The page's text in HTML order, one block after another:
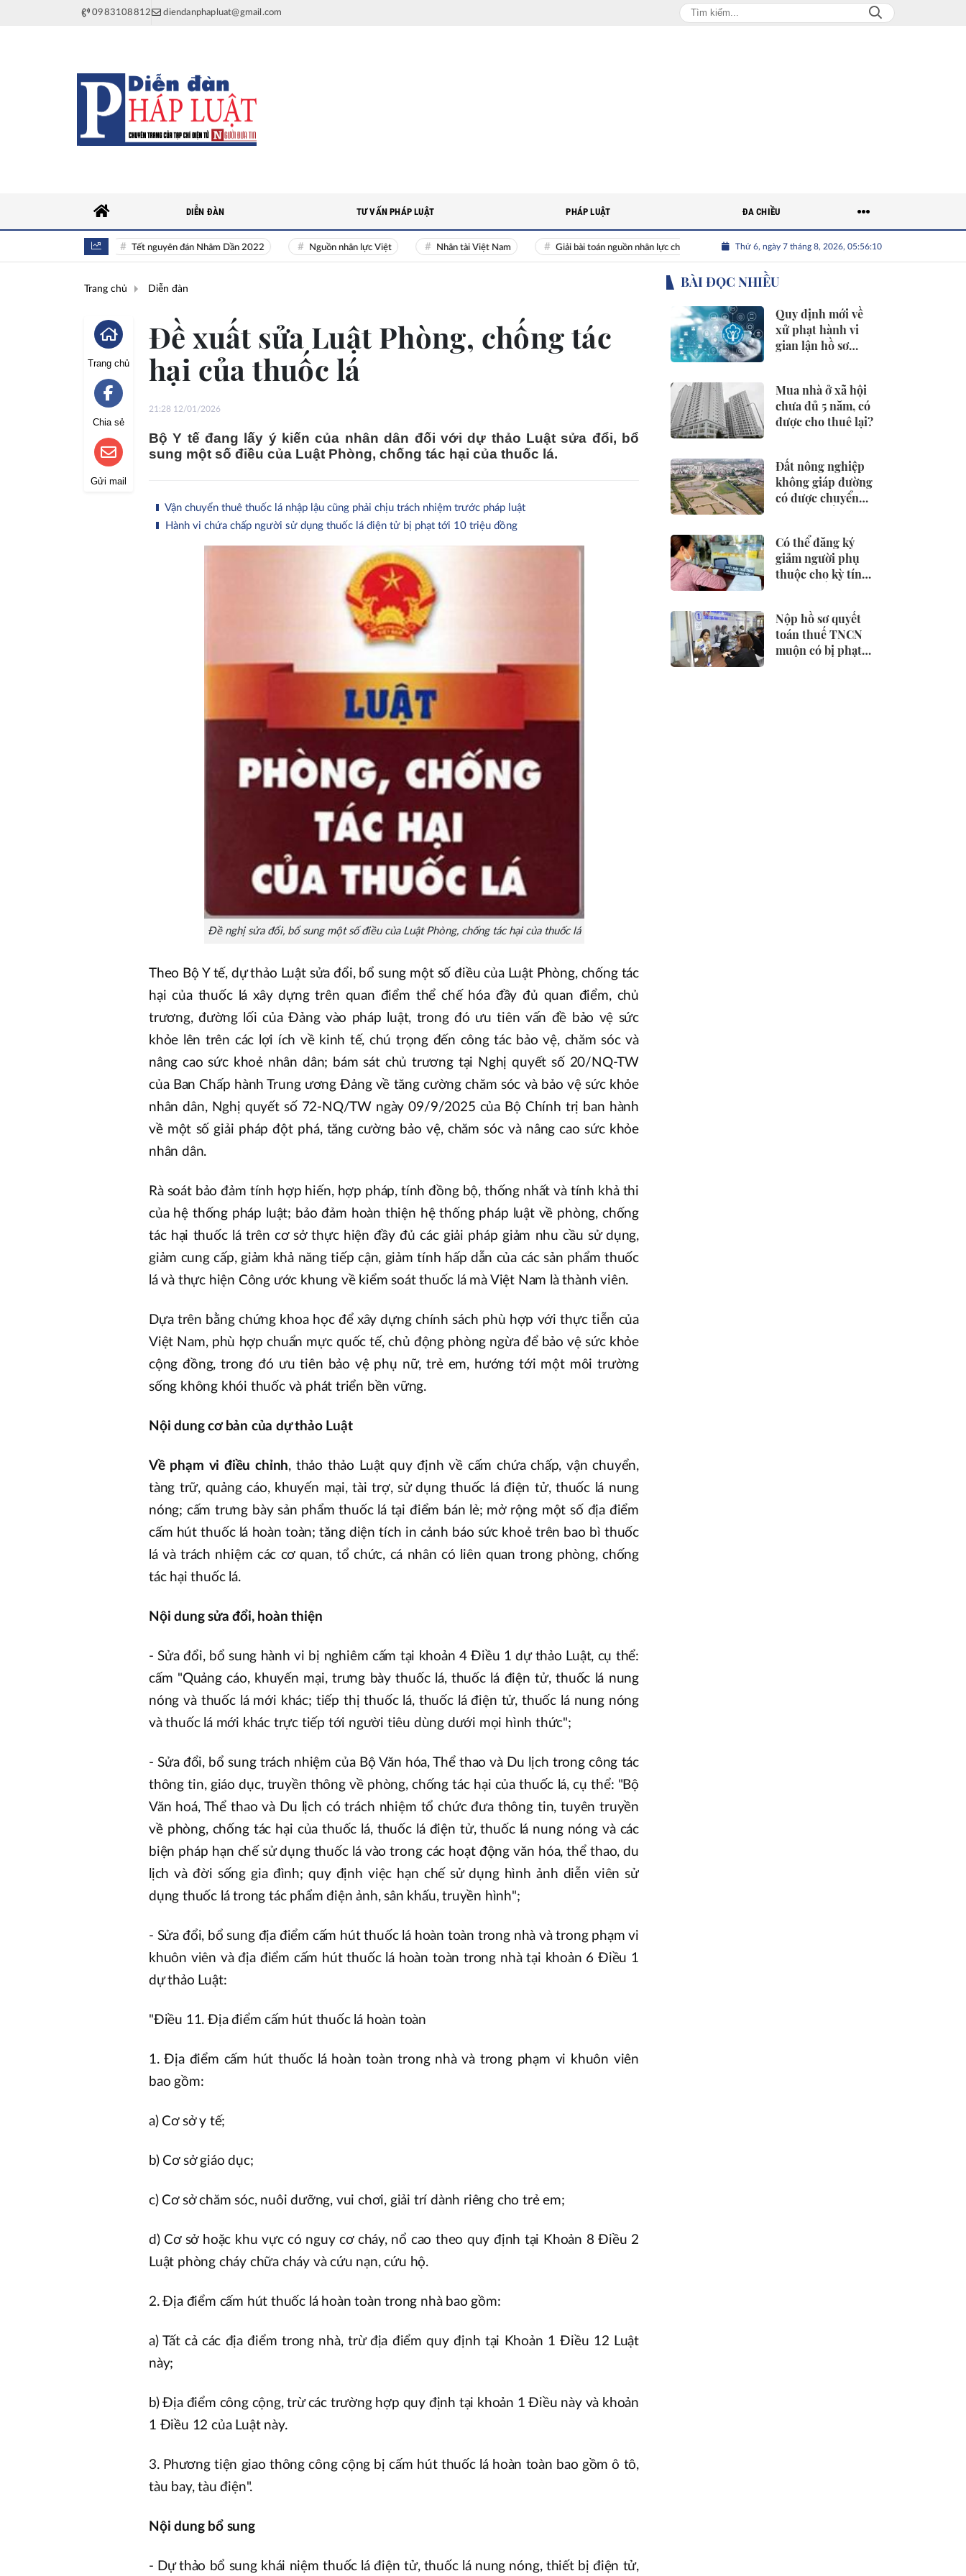
0983108812 diendanphapluat@gmail.com
Tết nguyên đán Nhâm Dần 2022 Nguồn nhân lực Việt Nhân tài Việt Nam Giải bài toán nguồn nhân lực chất lượng cao cho doanh nghiệpThứ 6, ngày 7 tháng 8, 2026, 05:56:11
DIỄN ĐÀN TƯ VẤN PHÁP LUẬT PHÁP LUẬT ĐA CHIỀU
Trang chủ Diễn đàn
Trang chủ
Chia sẻ
Gửi mail
Đề xuất sửa Luật Phòng, chống tác
hại của thuốc lá
21:28 12/01/2026
Bộ Y tế đang lấy ý kiến của nhân dân đối với dự thảo Luật sửa đổi, bổ
sung một số điều của Luật Phòng, chống tác hại của thuốc lá.
Vận chuyển thuê thuốc lá nhập lậu cũng phải chịu trách nhiệm trước pháp luật
Hành vi chứa chấp người sử dụng thuốc lá điện tử bị phạt tới 10 triệu đồng
Đề nghị sửa đổi, bổ sung một số điều của Luật Phòng, chống tác hại của thuốc lá
Theo Bộ Y tế, dự thảo Luật sửa đổi, bổ sung một số điều của Luật Phòng, chống tác
hại của thuốc lá xây dựng trên quan điểm thể chế hóa đầy đủ quan điểm, chủ
trương, đường lối của Đảng vào pháp luật, trong đó ưu tiên vấn đề bảo vệ sức
khỏe lên trên các lợi ích về kinh tế, chú trọng đến công tác bảo vệ, chăm sóc và
nâng cao sức khoẻ nhân dân; bám sát chủ trương tại Nghị quyết số 20/NQ-TW
của Ban Chấp hành Trung ương Đảng về tăng cường chăm sóc và bảo vệ sức khỏe
nhân dân, Nghị quyết số 72-NQ/TW ngày 09/9/2025 của Bộ Chính trị ban hành
về một số giải pháp đột phá, tăng cường bảo vệ, chăm sóc và nâng cao sức khỏe
nhân dân.
Rà soát bảo đảm tính hợp hiến, hợp pháp, tính đồng bộ, thống nhất và tính khả thi
của hệ thống pháp luật; bảo đảm hoàn thiện hệ thống pháp luật về phòng, chống
tác hại thuốc lá trên cơ sở thực hiện đầy đủ các giải pháp giảm nhu cầu sử dụng,
giảm cung cấp, giảm khả năng tiếp cận, giảm tính hấp dẫn của các sản phẩm thuốc
lá và thực hiện Công ước khung về kiểm soát thuốc lá mà Việt Nam là thành viên.
Dựa trên bằng chứng khoa học để xây dựng chính sách phù hợp với thực tiễn của
Việt Nam, phù hợp chuẩn mực quốc tế, chủ động phòng ngừa để bảo vệ sức khỏe
cộng đồng, trong đó ưu tiên bảo vệ phụ nữ, trẻ em, hướng tới một môi trường
sống không khói thuốc và phát triển bền vững.
Nội dung cơ bản của dự thảo Luật
Về phạm vi điều chỉnh, thảo thảo Luật quy định về cấm chứa chấp, vận chuyển,
tàng trữ, quảng cáo, khuyến mại, tài trợ, sử dụng thuốc lá điện tử, thuốc lá nung
nóng; cấm trưng bày sản phẩm thuốc lá tại điểm bán lẻ; mở rộng một số địa điểm
cấm hút thuốc lá hoàn toàn; tăng diện tích in cảnh báo sức khoẻ trên bao bì thuốc
lá và trách nhiệm các cơ quan, tổ chức, cá nhân có liên quan trong phòng, chống
tác hại thuốc lá.
Nội dung sửa đổi, hoàn thiện
- Sửa đổi, bổ sung hành vi bị nghiêm cấm tại khoản 4 Điều 1 dự thảo Luật, cụ thể:
cấm "Quảng cáo, khuyến mại, trưng bày thuốc lá, thuốc lá điện tử, thuốc lá nung
nóng và thuốc lá mới khác; tiếp thị thuốc lá, thuốc lá điện tử, thuốc lá nung nóng
và thuốc lá mới khác trực tiếp tới người tiêu dùng dưới mọi hình thức";
- Sửa đổi, bổ sung trách nhiệm của Bộ Văn hóa, Thể thao và Du lịch trong công tác
thông tin, giáo dục, truyền thông về phòng, chống tác hại của thuốc lá, cụ thể: "Bộ
Văn hoá, Thể thao và Du lịch có trách nhiệm tổ chức đưa thông tin, tuyên truyền
về phòng, chống tác hại của thuốc lá, thuốc lá điện tử, thuốc lá nung nóng và các
biện pháp hạn chế sử dụng thuốc lá vào trong các hoạt động văn hóa, thể thao, du
lịch và đời sống gia đình; quy định việc hạn chế sử dụng hình ảnh diễn viên sử
dụng thuốc lá trong tác phẩm điện ảnh, sân khấu, truyền hình";
- Sửa đổi, bổ sung địa điểm cấm hút thuốc lá hoàn toàn trong nhà và trong phạm vi
khuôn viên và địa điểm cấm hút thuốc lá hoàn toàn trong nhà tại khoản 6 Điều 1
dự thảo Luật:
"Điều 11. Địa điểm cấm hút thuốc lá hoàn toàn
1. Địa điểm cấm hút thuốc lá hoàn toàn trong nhà và trong phạm vi khuôn viên
bao gồm:
a) Cơ sở y tế;
b) Cơ sở giáo dục;
c) Cơ sở chăm sóc, nuôi dưỡng, vui chơi, giải trí dành riêng cho trẻ em;
d) Cơ sở hoặc khu vực có nguy cơ cháy, nổ cao theo quy định tại Khoản 8 Điều 2
Luật phòng cháy chữa cháy và cứu nạn, cứu hộ.
2. Địa điểm cấm hút thuốc lá hoàn toàn trong nhà bao gồm:
a) Tất cả các địa điểm trong nhà, trừ địa điểm quy định tại Khoản 1 Điều 12 Luật
này;
b) Địa điểm công cộng, trừ các trường hợp quy định tại khoản 1 Điều này và khoản
1 Điều 12 của Luật này.
3. Phương tiện giao thông công cộng bị cấm hút thuốc lá hoàn toàn bao gồm ô tô,
tàu bay, tàu điện".
Nội dung bổ sung
- Dự thảo bổ sung khái niệm thuốc lá điện tử, thuốc lá nung nóng, thiết bị điện tử,
BÀI ĐỌC NHIỀU
Quy định mới về
xử phạt hành vi
gian lận hồ sơ
Mua nhà ở xã hội
chưa đủ 5 năm, có
được cho thuê lại?
Đất nông nghiệp
không giáp đường
có được chuyển
Có thể đăng ký
giảm người phụ
thuộc cho kỳ tính
Nộp hồ sơ quyết
toán thuế TNCN
muộn có bị phạt